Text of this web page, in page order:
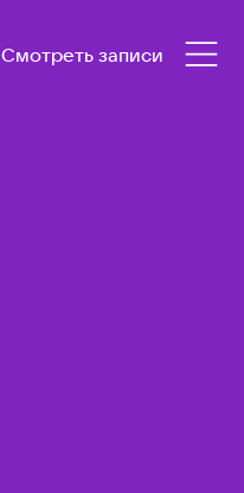
Смотреть записи